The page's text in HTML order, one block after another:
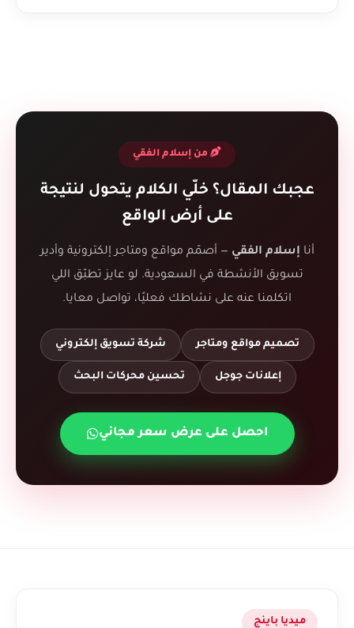
من إسلام الفقي
عجبك المقال؟ خلّي الكلام يتحول لنتيجة
على أرض الواقع
أنا إسلام الفقي — أصمّم مواقع ومتاجر إلكترونية وأدير
تسويق الأنشطة في السعودية. لو عايز تطبّق اللي
اتكلمنا عنه على نشاطك فعليًا، تواصل معايا.
تصميم مواقع ومتاجر شركة تسويق إلكتروني
إعلانات جوجل تحسين محركات البحث
احصل على عرض سعر مجاني
ميديا باينج